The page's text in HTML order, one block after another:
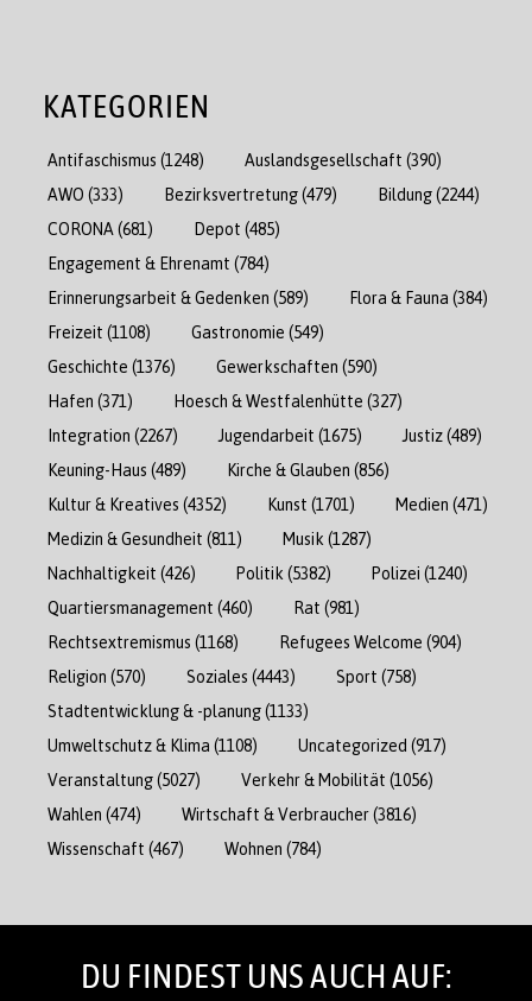
KATEGORIEN
Antifaschismus (1248) Auslandsgesellschaft (390)
AWO (333) Bezirksvertretung(479) Bildung(2244)
CORONA (681) Depot (485)
Engagement & Ehrenamt (784)
Erinnerungsarbeit & Gedenken (589) Flora & Fauna (384)
Freizeit (1108) Gastronomie (549)
Geschichte (1376) Gewerkschaften (590)
Hafen (371) Hoesch & Westfalenhütte (327)
Integration (2267) Jugendarbeit (1675) Justiz(489)
Keuning-Haus (489) Kirche & Glauben (856)
Kultur & Kreatives (4352) Kunst (1701) Medien (471)
Medizin & Gesundheit (811) Musik (1287)
Nachhaltigkeit (426) Politik (5382) Polizei (1240)
Quartiersmanagement (460) Rat (981)
Rechtsextremismus (1168) Refugees Welcome (904)
Religion (570) Soziales (4443) Sport (758)
Stadtentwicklung & -planung(1133)
Umweltschutz & Klima (1108) Uncategorized (917)
Veranstaltung(5027) Verkehr & Mobilität (1056)
Wahlen (474) Wirtschaft & Verbraucher(3816)
Wissenschaft (467) Wohnen (784)
DU FINDEST UNS AUCH AUF: